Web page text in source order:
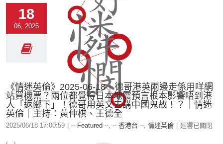
18
06, 2025
《情迷英倫》2025-06-18︱德哥港英兩邊走係用咩網
站買機票？兩位都覺得日本地震預言根本影響唔到港
人「返鄉下」！德哥用英文去講中國鬼故！？｜情迷
英倫｜主持：黃仲棋、王德全
2025/06/18 17:00:59 -- Featured --, -- 香港台 --, 情迷英倫 迴響已關閉